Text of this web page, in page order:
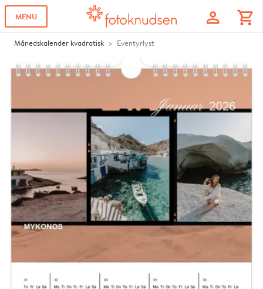
MENU profile shopping_cart
Månedskalender kvadratisk Eventyrlyst